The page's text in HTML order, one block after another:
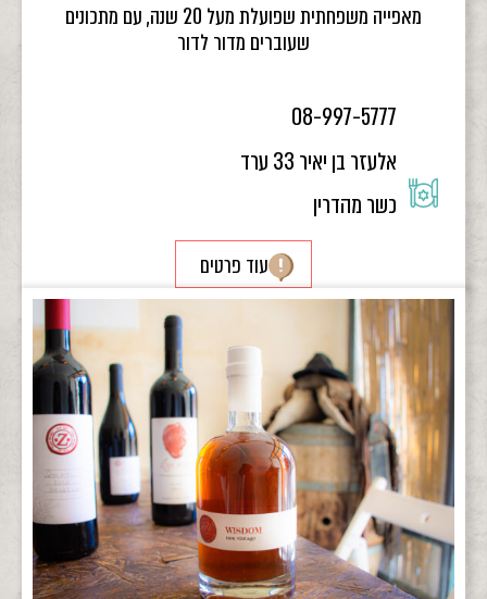
מאפייה משפחתית שפועלת מעל 20 שנה, עם מתכונים
שעוברים מדור לדור
08-997-5777
אלעזר בן יאיר 33 ערד
כשר מהדרין
עוד פרטים